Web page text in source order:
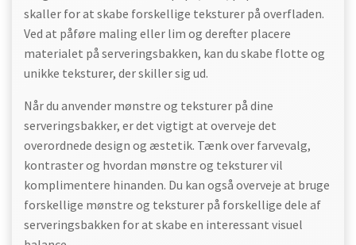
skaller for at skabe forskellige teksturer på overfladen.
Ved at påføre maling eller lim og derefter placere
materialet på serveringsbakken, kan du skabe flotte og
unikke teksturer, der skiller sig ud.
Når du anvender mønstre og teksturer på dine
serveringsbakker, er det vigtigt at overveje det
overordnede design og æstetik. Tænk over farvevalg,
kontraster og hvordan mønstre og teksturer vil
komplimentere hinanden. Du kan også overveje at bruge
forskellige mønstre og teksturer på forskellige dele af
serveringsbakken for at skabe en interessant visuel